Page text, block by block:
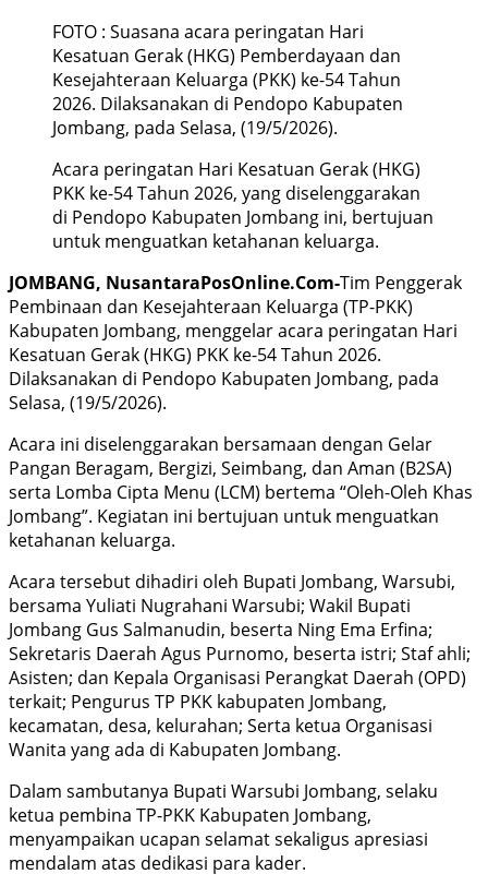
FOTO : Suasana acara peringatan Hari
Kesatuan Gerak (HKG) Pemberdayaan dan
Kesejahteraan Keluarga (PKK) ke-54 Tahun
2026. Dilaksanakan di Pendopo Kabupaten
Jombang, pada Selasa, (19/5/2026).
Acara peringatan Hari Kesatuan Gerak (HKG)
PKK ke-54 Tahun 2026, yang diselenggarakan
di Pendopo Kabupaten Jombang ini, bertujuan
untuk menguatkan ketahanan keluarga.
JOMBANG, NusantaraPosOnline.Com-Tim Penggerak
Pembinaan dan Kesejahteraan Keluarga (TP-PKK)
Kabupaten Jombang, menggelar acara peringatan Hari
Kesatuan Gerak (HKG) PKK ke-54 Tahun 2026.
Dilaksanakan di Pendopo Kabupaten Jombang, pada
Selasa, (19/5/2026).
Acara ini diselenggarakan bersamaan dengan Gelar
Pangan Beragam, Bergizi, Seimbang, dan Aman (B2SA)
serta Lomba Cipta Menu (LCM) bertema “Oleh-Oleh Khas
Jombang”. Kegiatan ini bertujuan untuk menguatkan
ketahanan keluarga.
Acara tersebut dihadiri oleh Bupati Jombang, Warsubi,
bersama Yuliati Nugrahani Warsubi; Wakil Bupati
Jombang Gus Salmanudin, beserta Ning Ema Erfina;
Sekretaris Daerah Agus Purnomo, beserta istri; Staf ahli;
Asisten; dan Kepala Organisasi Perangkat Daerah (OPD)
terkait; Pengurus TP PKK kabupaten Jombang,
kecamatan, desa, kelurahan; Serta ketua Organisasi
Wanita yang ada di Kabupaten Jombang.
Dalam sambutanya Bupati Warsubi Jombang, selaku
ketua pembina TP-PKK Kabupaten Jombang,
menyampaikan ucapan selamat sekaligus apresiasi
mendalam atas dedikasi para kader.